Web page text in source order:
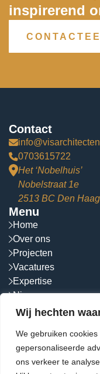
Wij hechten
We gebruiken
gepersonaliseerde
ons verkeer te
inspirerend
Contact
0703615722
Het ‘Nobelhuis’
Nobelstraat 1e
2513 BC Den Haag
Menu
Home
Over ons
Projecten
Vacatures
Expertise
Nieuws
Contact
Socials
Volg ons op social